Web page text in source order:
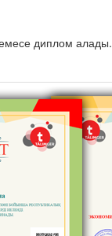
диплом алады.